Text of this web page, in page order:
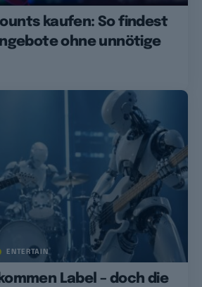
kaufen: So findest
ohne unnötige
ENTERTAIN
Label – doch die